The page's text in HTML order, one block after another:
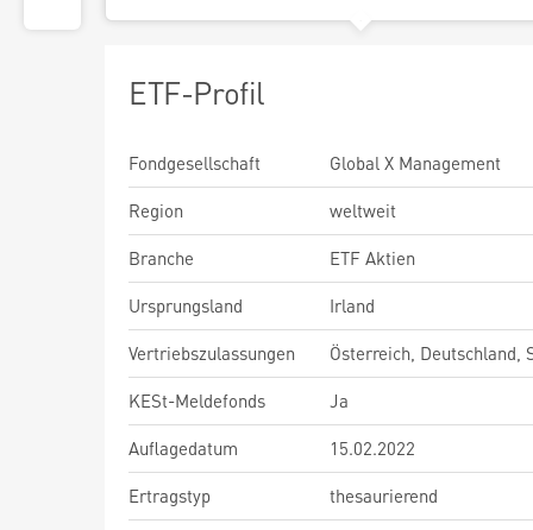
ETF-Profil
Fondgesellschaft
Global X Management
Region
weltweit
Branche
ETF Aktien
Ursprungsland
Irland
Vertriebszulassungen
Österreich, Deutschland,
KESt-Meldefonds
Ja
Auflagedatum
15.02.2022
Ertragstyp
thesaurierend